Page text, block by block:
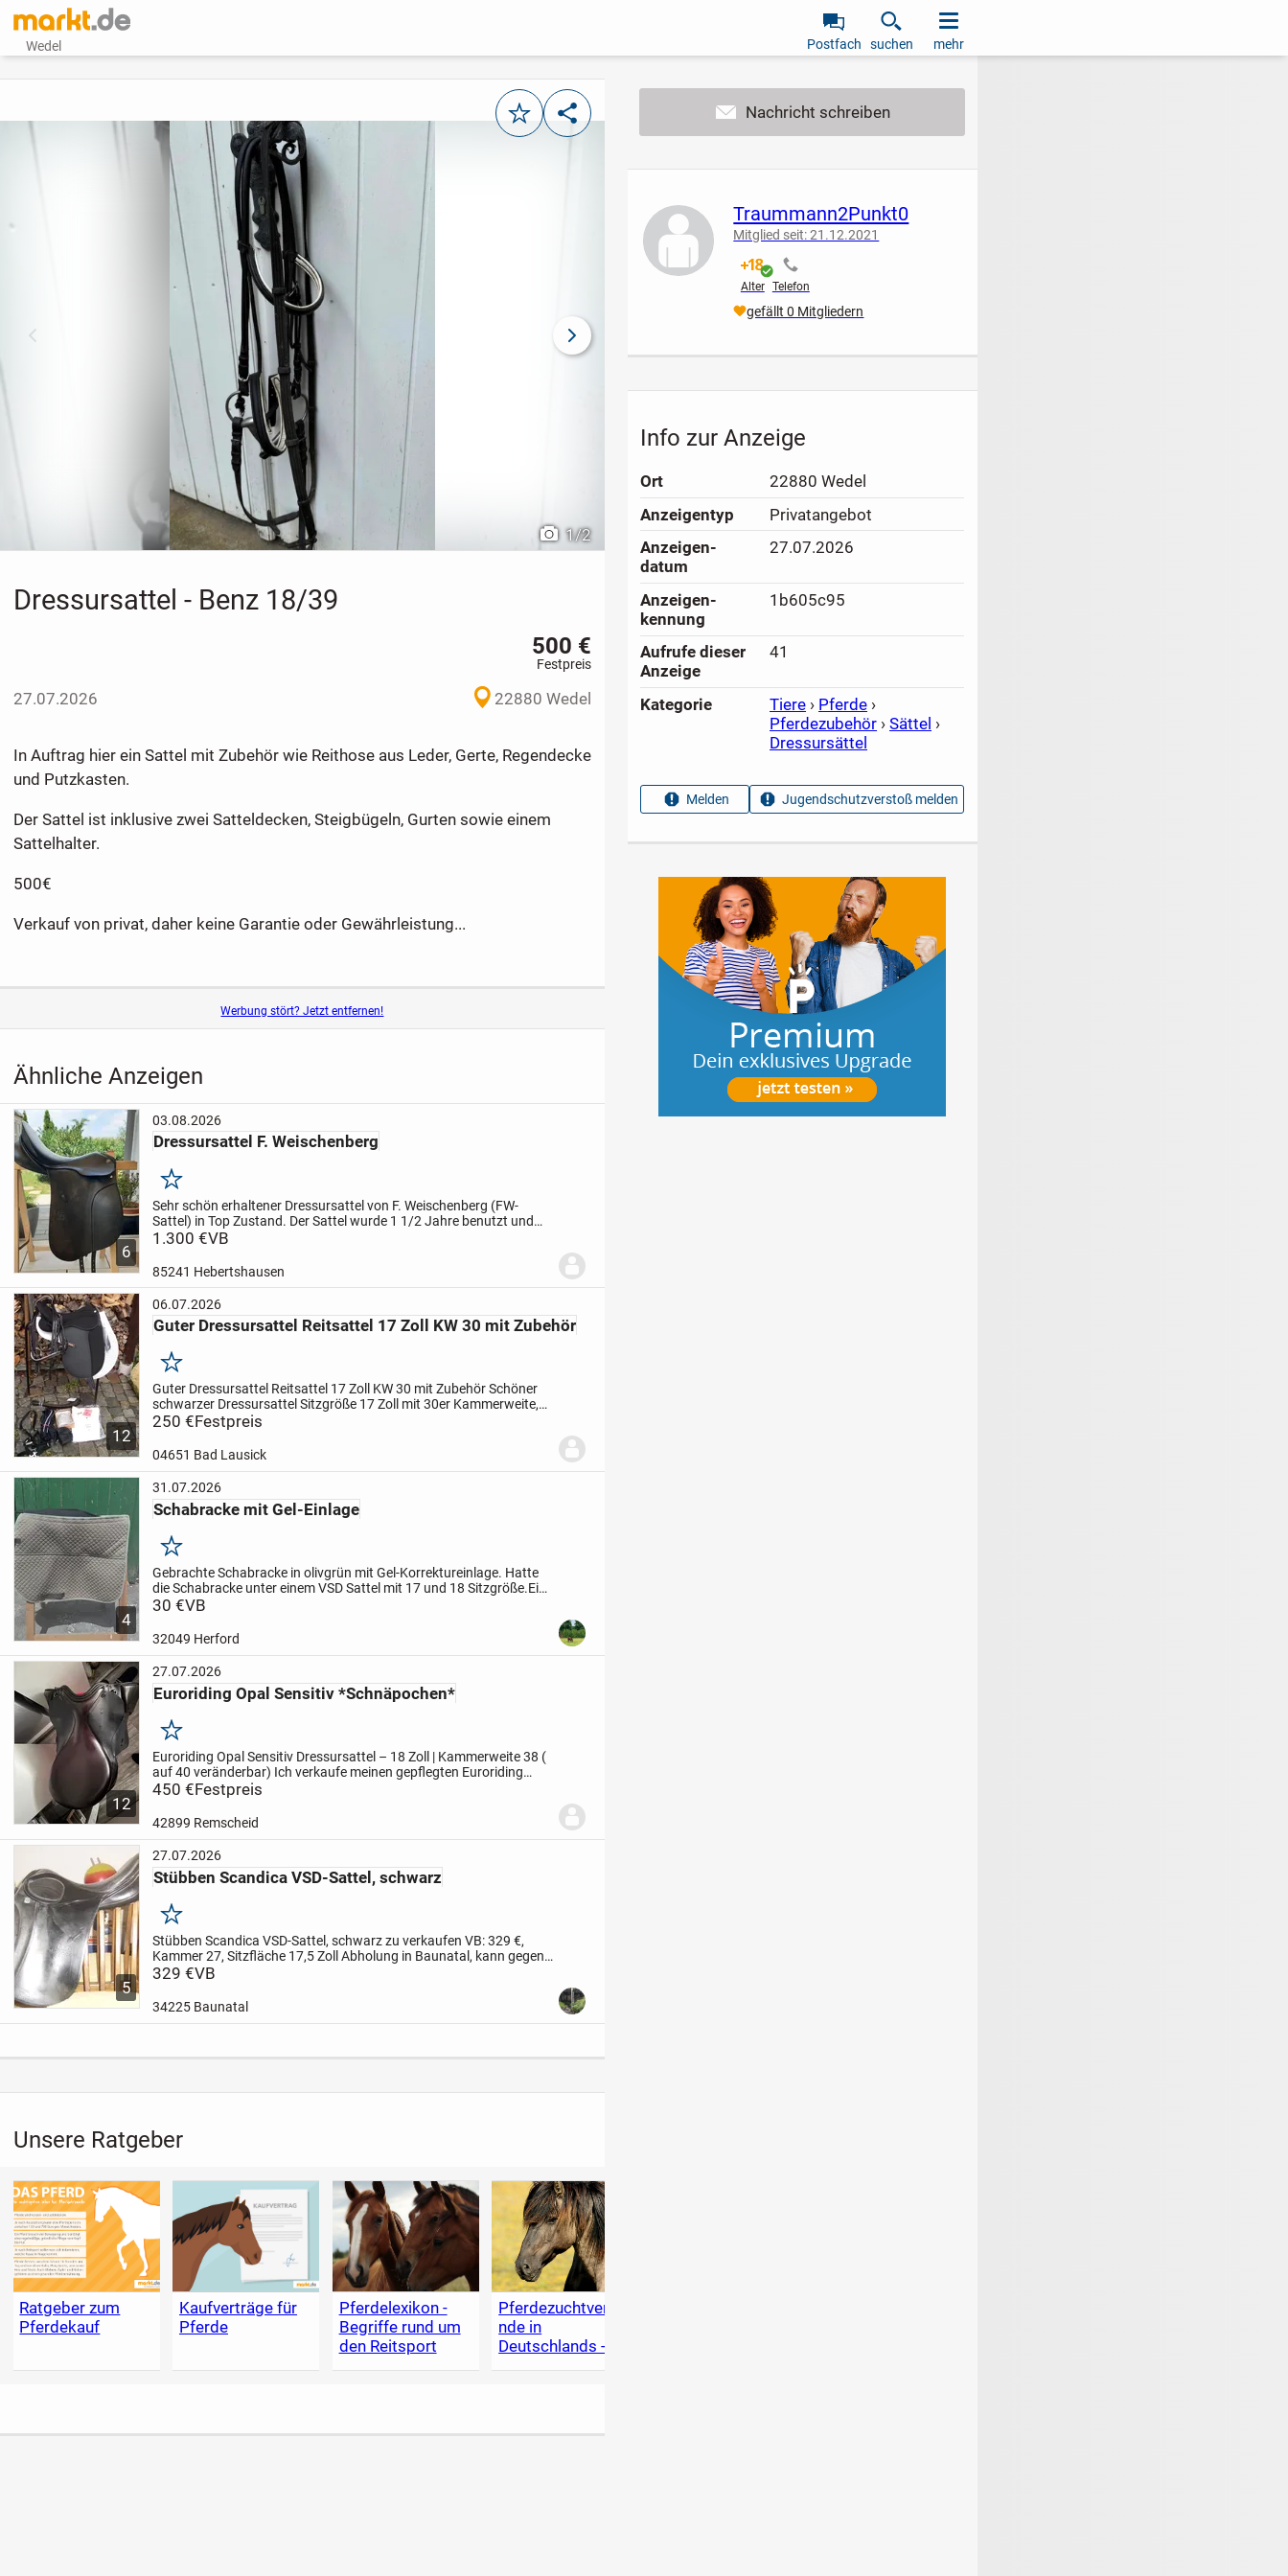
Wedel Postfach suchen mehr
MerkenTeilen
vorheriges Bild
1/2
nächstes Bild
Dressursattel - Benz 18/39
500 €
Festpreis
27.07.2026 22880 Wedel
In Auftrag hier ein Sattel mit Zubehör wie Reithose aus Leder, Gerte, Regendecke
und Putzkasten.
Der Sattel ist inklusive zwei Satteldecken, Steigbügeln, Gurten sowie einem
Sattelhalter.
500€
Verkauf von privat, daher keine Garantie oder Gewährleistung...
Werbung stört? Jetzt entfernen!
Ähnliche Anzeigen
6
03.08.2026
Dressursattel F. Weischenberg
Merken
Sehr schön erhaltener Dressursattel von F. Weischenberg (FW-
Sattel) in Top Zustand. Der Sattel wurde 1 1/2 Jahre benutzt und
weißt keine Defekte auf. Das zeigen auch die Fotos. Sitzfläche 17"
1.300 €VB
85241 Hebertshausen
12
06.07.2026
Guter Dressursattel Reitsattel 17 Zoll KW 30 mit Zubehör
Merken
Guter Dressursattel Reitsattel 17 Zoll KW 30 mit ZubehörSchöner
schwarzer Dressursattel Sitzgröße 17 Zoll mit 30er Kammerweite,
mit selber wechselbarem Kopfeisen, Hersteller Daslö bei Tattini,...
250 €Festpreis
04651 Bad Lausick
4
31.07.2026
Schabracke mit Gel-Einlage
Merken
Gebrachte Schabracke in olivgrün mit Gel-Korrektureinlage. Hatte
die Schabracke unter einem VSD Sattel mit 17 und 18 Sitzgröße.Ein
paar Haare sind leider noch vorhanden.
30 €VB
32049 Herford
12
27.07.2026
Euroriding Opal Sensitiv *Schnäpochen*
Merken
Euroriding Opal Sensitiv Dressursattel – 18 Zoll | Kammerweite 38 (
auf 40 veränderbar) Ich verkaufe meinen gepflegten Euroriding
Opal Sensitiv Dressursattel in der Farbe Schwarz.
450 €Festpreis
42899 Remscheid
5
27.07.2026
Stübben Scandica VSD-Sattel, schwarz
Merken
Stübben Scandica VSD-Sattel, schwarz zu verkaufen VB: 329 €,
Kammer 27, Sitzfläche 17,5 Zoll Abholung in Baunatal, kann gegen
Kaution ausprobiert werden
329 €VB
34225 Baunatal
Unsere Ratgeber
Ratgeber zum
Pferdekauf
Kaufverträge für
Pferde
Pferdelexikon -
Begriffe rund um
den Reitsport
Pferdezuchtverbä
nde in
Deutschlands - A
bis Z
Traummann2Punkt0
Mitglied seit: 21.12.2021
Alter
verifiziert
Telefon
nicht verifiziert
gefällt 0 Mitgliedern
Info zur Anzeige
Ort
22880 Wedel
Anzeigen­typ
Privatangebot
Anzeigen­
datum
27.07.2026
Anzeigen­
kennung
1b605c95
Aufrufe dieser
Anzeige
41
Kategorie Tiere › Pferde ›
Pferdezubehör ›Sättel ›
Dressursättel
Melden Jugendschutzverstoß melden